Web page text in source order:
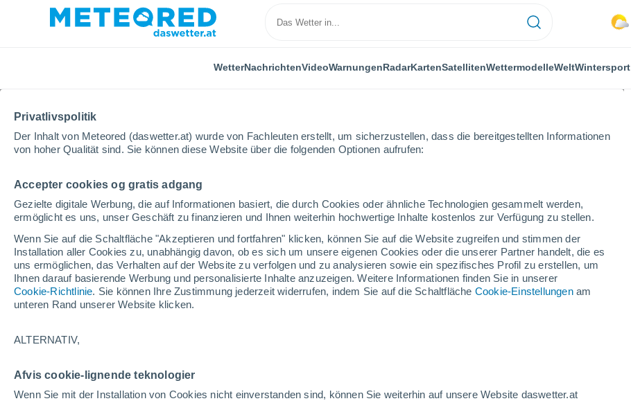
Privatlivspolitik
Der Inhalt von Meteored (daswetter.at) wurde von Fachleuten erstellt, um sicherzustellen, dass die bereitgestellten Informationen
von hoher Qualität sind. Sie können diese Website über die folgenden Optionen aufrufen:
Accepter cookies og gratis adgang
Gezielte digitale Werbung, die auf Informationen basiert, die durch Cookies oder ähnliche Technologien gesammelt werden,
ermöglicht es uns, unser Geschäft zu finanzieren und Ihnen weiterhin hochwertige Inhalte kostenlos zur Verfügung zu stellen.
Wenn Sie auf die Schaltfläche "Akzeptieren und fortfahren" klicken, können Sie auf die Website zugreifen und stimmen der
Installation aller Cookies zu, unabhängig davon, ob es sich um unsere eigenen Cookies oder die unserer Partner handelt, die es
uns ermöglichen, das Verhalten auf der Website zu verfolgen und zu analysieren sowie ein spezifisches Profil zu erstellen, um
Ihnen darauf basierende Werbung und personalisierte Inhalte anzuzeigen. Weitere Informationen finden Sie in unserer
Cookie-Richtlinie. Sie können Ihre Zustimmung jederzeit widerrufen, indem Sie auf die Schaltfläche Cookie-Einstellungenam
unteren Rand unserer Website klicken.
ALTERNATIV,
Afvis cookie-lignende teknologier
Wenn Sie mit der Installation von Cookies nicht einverstanden sind, können Sie weiterhin auf unsere Website daswetter.at
WetterNachrichtenVideoWarnungenRadarKartenSatellitenWettermodelleWeltWintersport
Home Video Riesige Hagelkörner verursachen Chaos in Rio Grande do Sul, Brasilien